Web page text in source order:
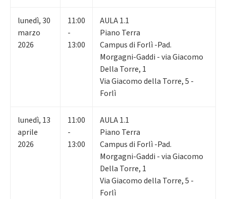
lunedì,30
marzo
2026
11:00
-
13:00
AULA 1.1
Piano Terra
Campus di Forlì -Pad.
Morgagni-Gaddi - via Giacomo
Della Torre, 1
Via Giacomo della Torre, 5 -
Forlì
lunedì, 13
aprile
2026
11:00
-
13:00
AULA 1.1
Piano Terra
Campus di Forlì -Pad.
Morgagni-Gaddi - via Giacomo
Della Torre, 1
Via Giacomo della Torre, 5 -
Forlì